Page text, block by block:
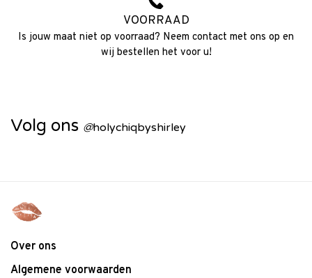
VOORRAAD
Is jouw maat niet op voorraad? Neem contact met ons op en
wij bestellen het voor u!
Volg ons @holychiqbyshirley
Over ons
Algemene voorwaarden